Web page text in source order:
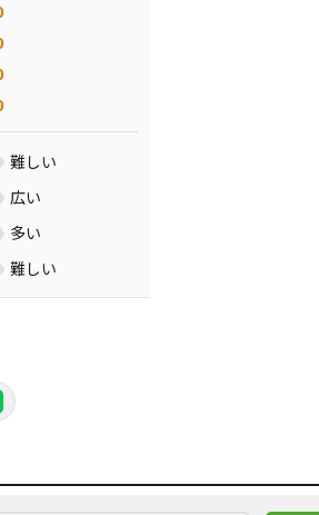
難しい
広い
多い
難しい